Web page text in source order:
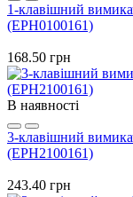
1-клавішний
(EPH0100161)
168.50 грн
В наявності
3-клавішний
(EPH2100161)
243.40 грн